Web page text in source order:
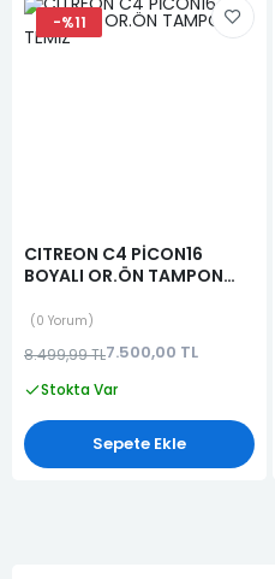
-%11
CITREON C4 PİCON16
BOYALI OR.ÖN TAMPON
0 Yorum
8.499,99 TL7.500,00 TL
Stokta Var
Sepete Ekle